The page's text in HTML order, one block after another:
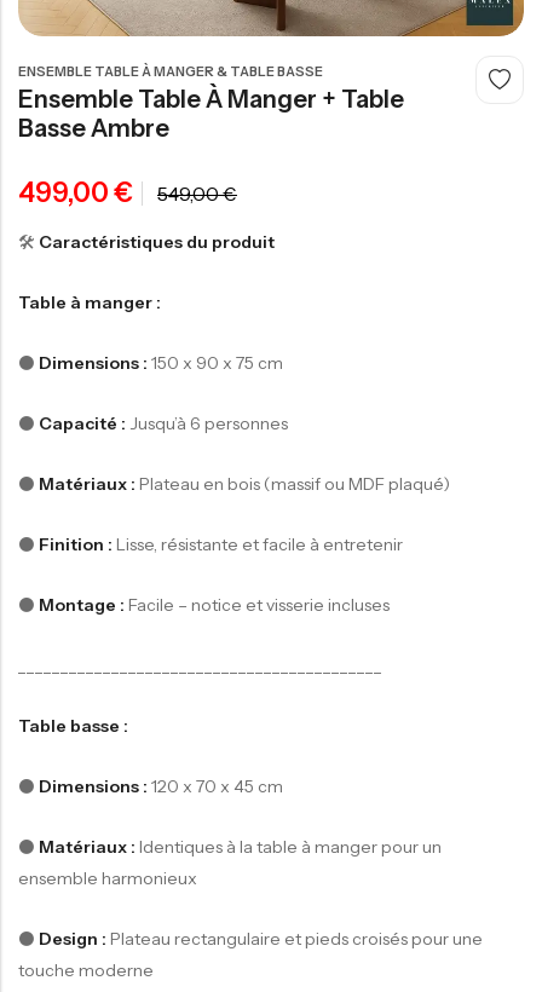
ENSEMBLE TABLE À MANGER & TABLE BASSE
Ensemble Table À Manger + Table
Basse Ambre
499,00€ 549,00€
🛠️ Caractéristiques du produit
Table à manger :
⚫️ Dimensions : 150 x 90 x 75 cm
⚫️ Capacité : Jusqu’à 6 personnes
⚫️ Matériaux : Plateau en bois (massif ou MDF plaqué)
⚫️ Finition : Lisse, résistante et facile à entretenir
⚫️ Montage : Facile – notice et visserie incluses
Table basse :
⚫️ Dimensions : 120 x 70 x 45 cm
⚫️ Matériaux : Identiques à la table à manger pour un
ensemble harmonieux
⚫️ Design : Plateau rectangulaire et pieds croisés pour une
touche moderne